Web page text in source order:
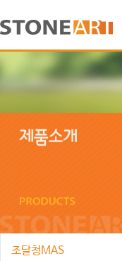
조달청MAS